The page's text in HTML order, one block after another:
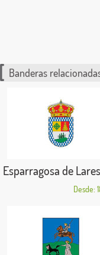
Banderas
Esparragosa de Lares
Desde: